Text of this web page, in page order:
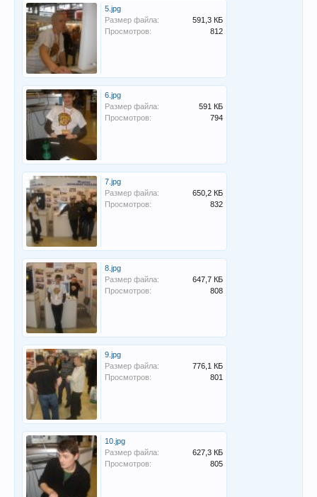
5.jpg
Размер файла:
591,3 КБ
Просмотров:
812
6.jpg
Размер файла:
591 КБ
Просмотров:
794
7.jpg
Размер файла:
650,2 КБ
Просмотров:
832
8.jpg
Размер файла:
647,7 КБ
Просмотров:
808
9.jpg
Размер файла:
776,1 КБ
Просмотров:
801
10.jpg
Размер файла:
627,3 КБ
Просмотров:
805